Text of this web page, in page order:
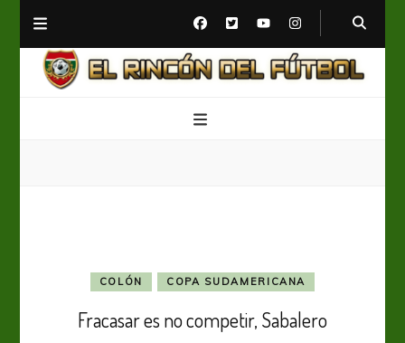
COLÓN COPA SUDAMERICANA
Fracasar es no competir, Sabalero